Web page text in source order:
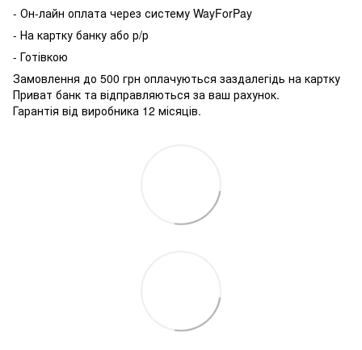
- Он-лайн оплата через систему WayForPay
- На картку банку або р/р
- Готівкою
Замовлення до 500 грн оплачуються заздалегідь на картку
Приват банк та відправляються за ваш рахунок.
Гарантія від виробника 12 місяців.